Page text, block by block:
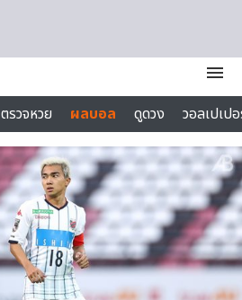
menu
ตรวจหวย ผลบอล ดูดวง
วอลเปเป